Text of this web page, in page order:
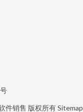
件销售 版权所有Sitemap